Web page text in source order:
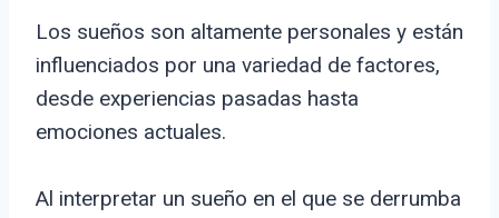
Los sueños son altamente personales y están
influenciados por una variedad de factores,
desde experiencias pasadas hasta
emociones actuales.
Al interpretar un sueño en el que se derrumba